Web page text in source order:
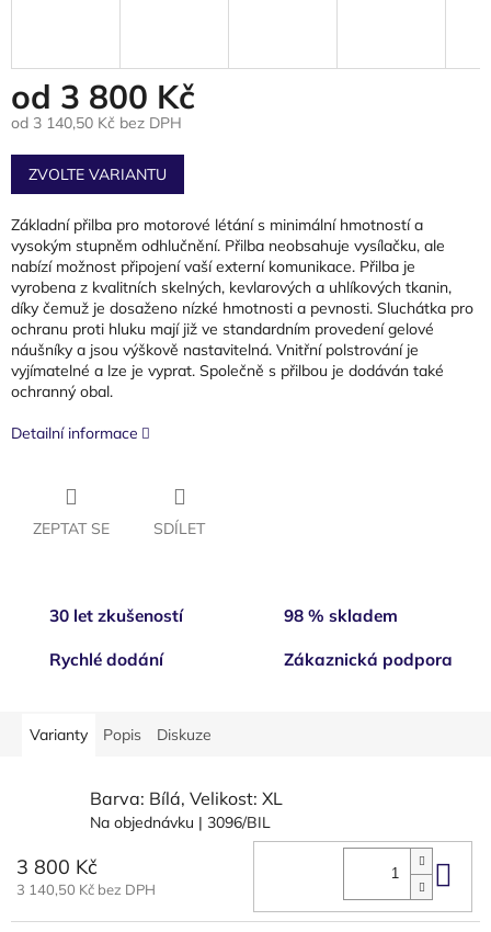
od 3 800 Kč
od 3 140,50 Kč bez DPH
Měrná
cena:
ZVOLTE VARIANTU
Základní přilba pro motorové létání s minimální hmotností a
vysokým stupněm odhlučnění. Přilba neobsahuje vysílačku, ale
nabízí možnost připojení vaší externí komunikace. Přilba je
vyrobena z kvalitních skelných, kevlarových a uhlíkových tkanin,
díky čemuž je dosaženo nízké hmotnosti a pevnosti. Sluchátka pro
ochranu proti hluku mají již ve standardním provedení gelové
náušníky a jsou výškově nastavitelná. Vnitřní polstrování je
vyjímatelné a lze je vyprat. Společně s přilbou je dodáván také
ochranný obal.
Detailní informace
ZEPTAT SE SDÍLET
30 let zkušeností 98 % skladem
Rychlé dodání Zákaznická podpora
Varianty Popis Diskuze
Barva: Bílá, Velikost: XL
Na objednávku | 3096/BIL
3 800 Kč
3 140,50 Kč bez DPH Do